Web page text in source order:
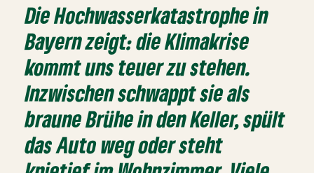
Die Hochwasserkatastrophe in
Bayern zeigt: die Klimakrise
kommt uns teuer zu stehen.
Inzwischen schwappt sie als
braune Brühe in den Keller, spült
das Auto weg oder steht